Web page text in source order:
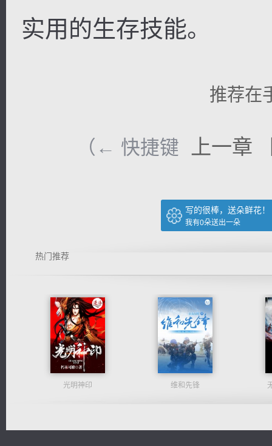
实用的生存技能。
推荐在
（← 快捷键 上一章
写的很棒，送朵鲜花！
我有0朵送出一朵
热门推荐
光明神印 维和先锋